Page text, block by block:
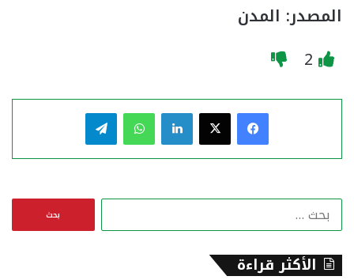
المصدر: المدن
2
فيسبوك لينكدإن واتساب
الأكثر قراءة